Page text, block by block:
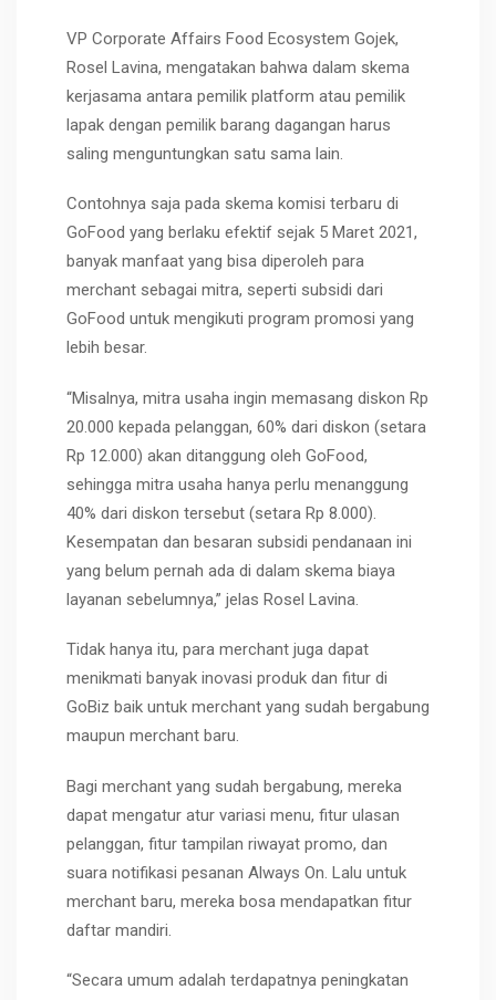
VP Corporate Affairs Food Ecosystem Gojek,
Rosel Lavina, mengatakan bahwa dalam skema
kerjasama antara pemilik platform atau pemilik
lapak dengan pemilik barang dagangan harus
saling menguntungkan satu sama lain.
Contohnya saja pada skema komisi terbaru di
GoFood yang berlaku efektif sejak 5 Maret 2021,
banyak manfaat yang bisa diperoleh para
merchant sebagai mitra, seperti subsidi dari
GoFood untuk mengikuti program promosi yang
lebih besar.
“Misalnya, mitra usaha ingin memasang diskon Rp
20.000 kepada pelanggan, 60% dari diskon (setara
Rp 12.000) akan ditanggung oleh GoFood,
sehingga mitra usaha hanya perlu menanggung
40% dari diskon tersebut (setara Rp 8.000).
Kesempatan dan besaran subsidi pendanaan ini
yang belum pernah ada di dalam skema biaya
layanan sebelumnya,” jelas Rosel Lavina.
Tidak hanya itu, para merchant juga dapat
menikmati banyak inovasi produk dan fitur di
GoBiz baik untuk merchant yang sudah bergabung
maupun merchant baru.
Bagi merchant yang sudah bergabung, mereka
dapat mengatur atur variasi menu, fitur ulasan
pelanggan, fitur tampilan riwayat promo, dan
suara notifikasi pesanan Always On. Lalu untuk
merchant baru, mereka bosa mendapatkan fitur
daftar mandiri.
“Secara umum adalah terdapatnya peningkatan